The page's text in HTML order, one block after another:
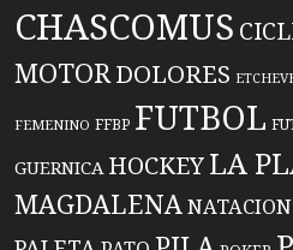
CHASCOMUS
MOTORDOLORES
FEMENINO FFBP FUTBOL
GUERNICA HOCKEYLA
MAGDALENANATACION